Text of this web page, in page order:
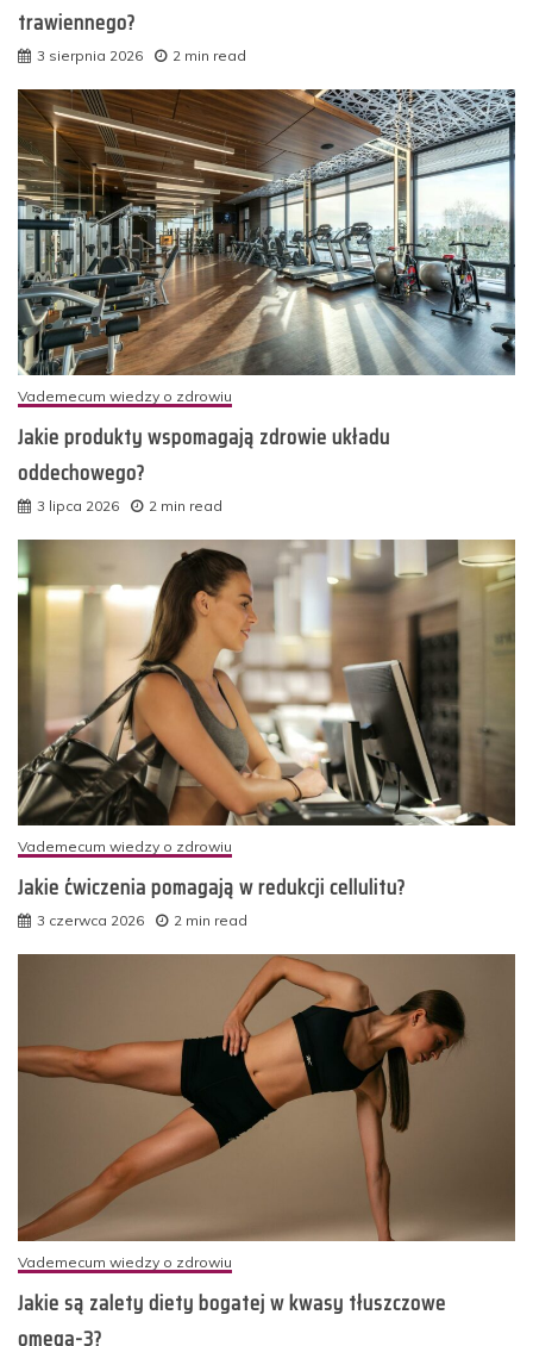
trawiennego?
3 sierpnia 2026 2 min read
Vademecum wiedzy o zdrowiu
Jakie produkty wspomagają zdrowie układu
oddechowego?
3 lipca 2026 2 min read
Vademecum wiedzy o zdrowiu
Jakie ćwiczenia pomagają w redukcji cellulitu?
3 czerwca 2026 2 min read
Vademecum wiedzy o zdrowiu
Jakie są zalety diety bogatej w kwasy tłuszczowe
omega-3?